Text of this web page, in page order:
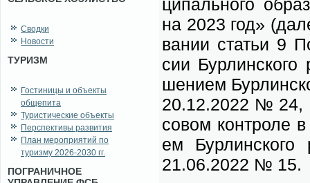
Сводки
Новости
ТУРИЗМ
Гостиницы и объекты
общепита
Туристические объекты
Перспективы развития
План мероприятий по
туризму 2026-2030 гг.
ПОГРАНИЧНОЕ
ци­паль­но­го
на 2023 год»
ва­нии ста­тьи 9
сии
ше­ни­ем
20.12.2022 № 24,
со­вом кон­тро­ле
ем Бур­лин­ско­го
21.06.2022 № 15.